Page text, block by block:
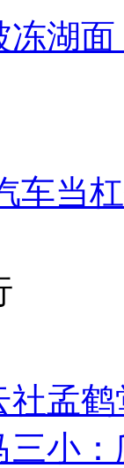
冻湖
车当
社孟
小